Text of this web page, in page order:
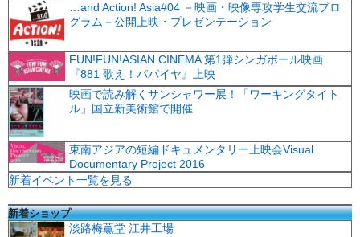
…and Action! Asia#04 －映画・映像専攻学生交流プロ
グラム－公開上映・プレゼンテーション
FUN!FUN!ASIAN CINEMA 第1弾シンガポール映画
『881 歌え！パパイヤ』上映
映画で読み解くサンシャワー展！「ワーキングタイト
ル」国立新美術館で開催
東南アジアの短編ドキュメンタリー上映会Visual
Documentary Project 2016
新着イベント一覧を見る
新着ショップ
淡路梅薫堂 江井工場